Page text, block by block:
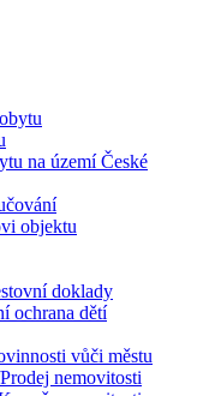
na území České
objektu
doklady
ochrana dětí
vůči městu
nemovitosti